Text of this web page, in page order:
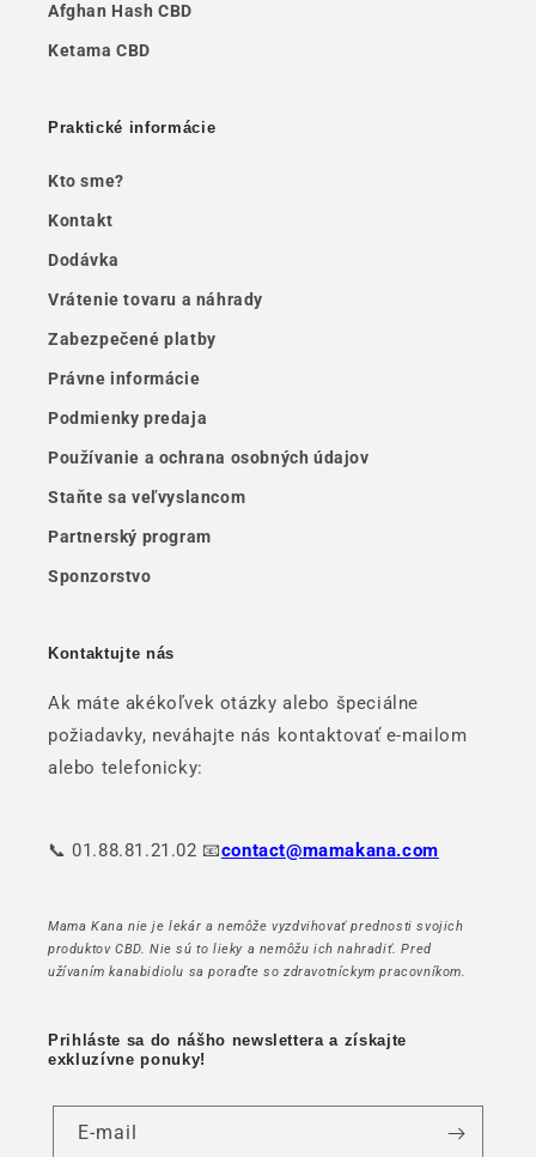
Afghan Hash CBD
Ketama CBD
Praktické informácie
Kto sme?
Kontakt
Dodávka
Vrátenie tovaru a náhrady
Zabezpečené platby
Právne informácie
Podmienky predaja
Používanie a ochrana osobných údajov
Staňte sa veľvyslancom
Partnerský program
Sponzorstvo
Kontaktujte nás
Ak máte akékoľvek otázky alebo špeciálne
požiadavky, neváhajte nás kontaktovať e-mailom
alebo telefonicky:
📞 01.88.81.21.02 📧contact@mamakana.com
Mama Kana nie je lekár a nemôže vyzdvihovať prednosti svojich
produktov CBD. Nie sú to lieky a nemôžu ich nahradiť. Pred
užívaním kanabidiolu sa poraďte so zdravotníckym pracovníkom.
Prihláste sa do nášho newslettera a získajte
exkluzívne ponuky!
E-mail